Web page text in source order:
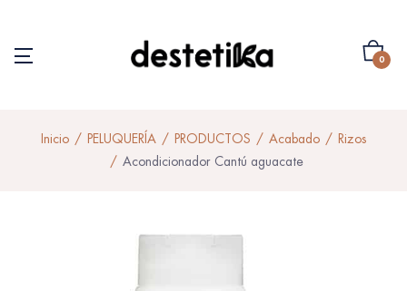
0
Inicio PELUQUERÍA PRODUCTOS Acabado
Rizos
Acondicionador Cantú aguacate